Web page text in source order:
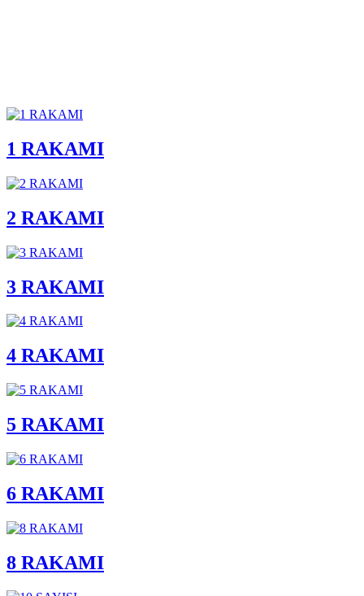
1 RAKAMI
2 RAKAMI
3 RAKAMI
4 RAKAMI
5 RAKAMI
6 RAKAMI
8 RAKAMI